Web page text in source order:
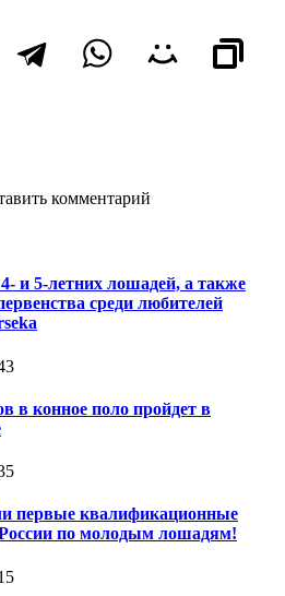
комментарий
и 5-летних лошадей, а также
среди любителей
в конное поло пройдет в
первые квалификационные
по молодым лошадям!